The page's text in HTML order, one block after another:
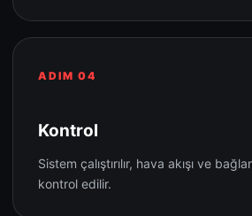
ADIM 04
Kontrol
Sistem çalıştırılır, hava akışı ve
kontrol edilir.